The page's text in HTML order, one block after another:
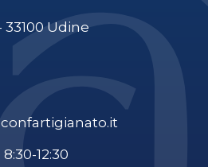
33100 Udine
12:30